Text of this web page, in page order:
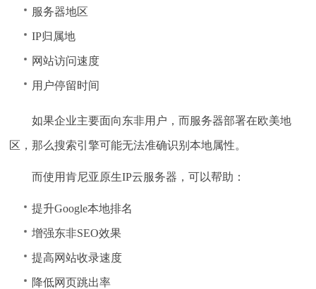
服务器地区
IP归属地
网站访问速度
用户停留时间
如果企业主要面向东非用户，而服务器部署在欧美地
区，那么搜索引擎可能无法准确识别本地属性。
而使用肯尼亚原生IP云服务器，可以帮助：
提升Google本地排名
增强东非SEO效果
提高网站收录速度
降低网页跳出率